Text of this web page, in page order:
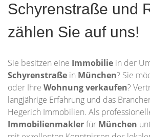
Schyrenstraße und
zählen Sie auf uns!
Sie besitzen eine Immobilie in der
Schyrenstraße in München? Sie
oder Ihre Wohnungverkaufen?
langjährige Erfahrung und das
Hegerich Immobilien. Als
Immobilienmaklerfür München